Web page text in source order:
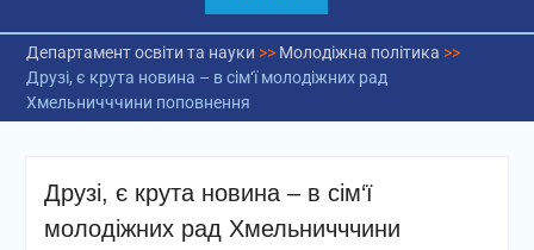
Департамент освіти та науки >> Молодіжна політика >>
Друзі, є крута новина – в сім‘ї молодіжних рад
Хмельничччини поповнення
Друзі, є крута новина – в сім‘ї
молодіжних рад Хмельничччини